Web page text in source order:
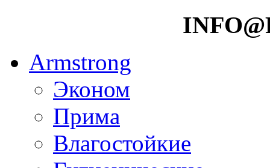
Armstrong
Эконом
Прима
Влагостойкие